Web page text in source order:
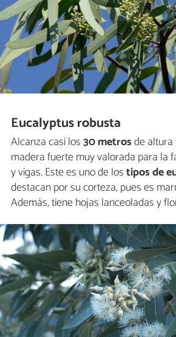
Eucalyptus robusta
Alcanza casi los30 metrosde altura
madera fuerte muy valorada para la
y vigas. Este es uno de lostipos de
destacan por su corteza, pues es
Además, tiene hojas lanceoladas y